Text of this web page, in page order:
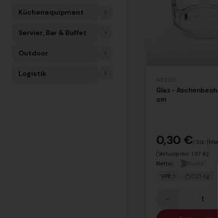
Küchenequipment
Servier, Bar & Buffet
Outdoor
Logistik
Glas -
cm
0,30 €/ Stk.
(Verlustpreis: 1,97 €)
Netto
VPE: 1 0.25 kg